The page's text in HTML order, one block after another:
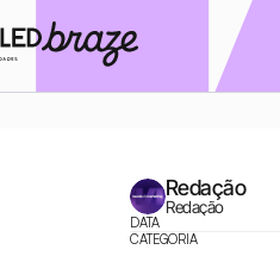
Redação
Redação
DATA
CATEGORIA